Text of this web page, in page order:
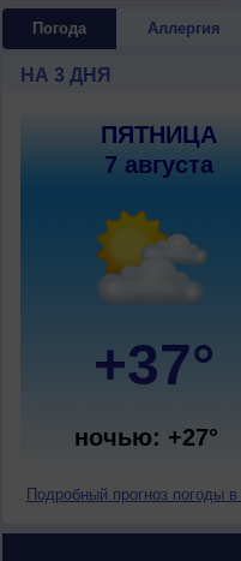
Погода Аллергия
НА 3 ДНЯ
ПЯТНИЦА
7 августа
+37°
ночью: +27°
Подробный прогноз погоды